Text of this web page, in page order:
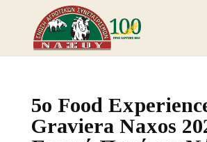
Σμίκρυνση
5ο Food
Graviera Naxos